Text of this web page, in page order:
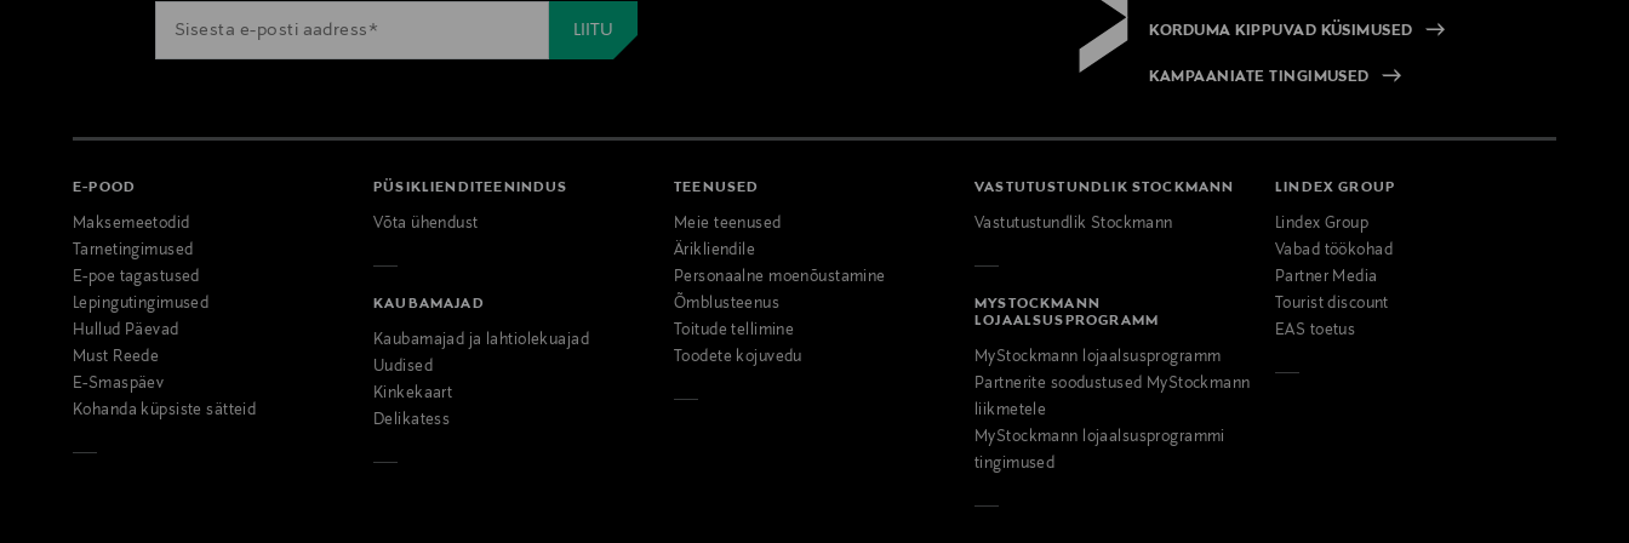
KORDUMA KIPPUVAD KÜSIMUSED
KAMPAANIATE TINGIMUSED
E-POOD
Maksemeetodid
Tarnetingimused
E-poe tagastused
Lepingutingimused
Hullud Päevad
Must Reede
E-Smaspäev
Kohanda küpsiste sätteid
PÜSIKLIENDITEENINDUS
Võta ühendust
KAUBAMAJAD
Kaubamajad ja lahtiolekuajad
Uudised
Kinkekaart
Delikatess
TEENUSED
Meie teenused
Ärikliendile
Personaalne moenõustamine
Õmblusteenus
Toitude tellimine
Toodete kojuvedu
VASTUTUSTUNDLIK STOCKMANN
Vastutustundlik Stockmann
MYSTOCKMANN
LOJAALSUSPROGRAMM
MyStockmann lojaalsusprogramm
Partnerite soodustused MyStockmann
liikmetele
MyStockmann lojaalsusprogrammi
tingimused
LINDEX GROUP
Lindex Group
Vabad töökohad
Partner Media
Tourist discount
EAS toetus